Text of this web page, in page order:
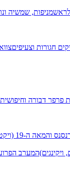
מניפות, שמשיה
חגורות וצעיפים
פרפר דבורה וחיפושית
והמאה ה-19 (ויקטוריאני)
המערב